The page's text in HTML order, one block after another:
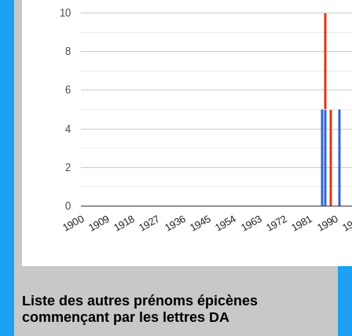
1900 1909 1918 1927 1936 1945 1954 1963 19721981 1990
0
2
4
6
8
10
navigateur Safari en ce moment)
Liste des autres prénoms épicènes
commençant par les lettres DA